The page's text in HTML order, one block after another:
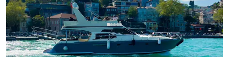
Bebek, İstanbul Nouveau bateau